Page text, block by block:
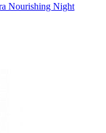
Nourishing Night